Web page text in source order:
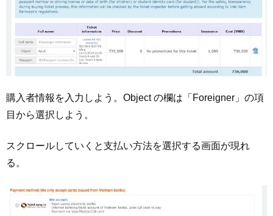
購入者情報を入力しよう。Object の欄は「Foreigner」の項
目から選択しよう。
スクロールしていくと支払い方法を選択する画面が現れ
る。